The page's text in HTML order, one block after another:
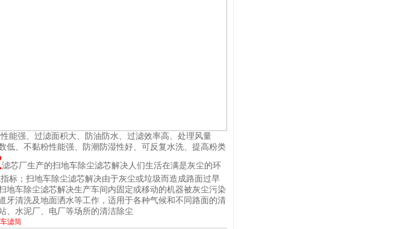
能强、过滤面积大、防油防水、过滤效率高、处理风量
低、不黏粉性能强、防潮防湿性好、可反复水洗、提高粉类
滤芯厂生产的扫地车除尘滤芯解决人们生活在满是灰尘的环
标；扫地车除尘滤芯解决由于灰尘或垃圾而造成路面过早
车除尘滤芯解决生产车间内固定或移动的机器被灰尘污染
牙清洗及地面洒水等工作，适用于各种气候和不同路面的清
、水泥厂、电厂等场所的清洁除尘
滤筒